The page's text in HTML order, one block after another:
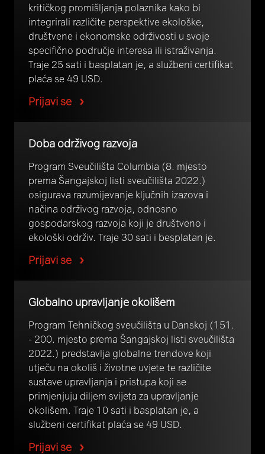
kritičkog promišljanja polaznika kako bi
integrirali različite perspektive ekološke,
društvene i ekonomske održivosti u svoje
specifično područje interesa ili istraživanja.
Traje 25 sati i basplatan je, a službeni certifikat
plaća se 49 USD.
Prijavi se
Doba održivog razvoja
Program Sveučilišta Columbia (8. mjesto
prema Šangajskoj listi sveučilišta 2022.)
osigurava razumijevanje ključnih izazova i
načina održivog razvoja, odnosno
gospodarskog razvoja koji je društveno i
ekološki održiv. Traje 30 sati i besplatan je.
Prijavi se
Globalno upravljanje okolišem
Program Tehničkog sveučilišta u Danskoj (151.
- 200. mjesto prema Šangajskoj listi sveučilišta
2022.) predstavlja globalne trendove koji
utječu na okoliš i životne uvjete te različite
sustave upravljanja i pristupa koji se
primjenjuju diljem svijeta za upravljanje
okolišem. Traje 10 sati i basplatan je, a
službeni certifikat plaća se 49 USD.
Prijavi se